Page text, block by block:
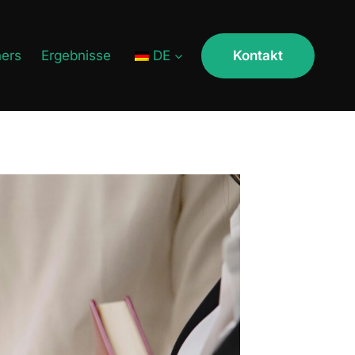
Ergebnisse DE Kontakt